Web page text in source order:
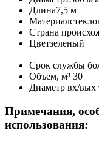
Длина7,5 м
Материал
Страна
Цветзеленый
Срок службы
Объем, м³ 30
Диаметр вх/
Примечания,
использования: